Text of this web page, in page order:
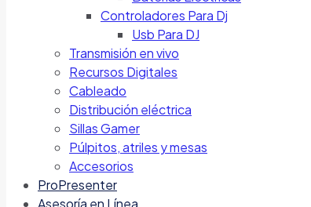
Controladores Para Dj
Usb Para DJ
Transmisión en vivo
Recursos Digitales
Cableado
Distribución eléctrica
Sillas Gamer
Púlpitos, atriles y mesas
Accesorios
ProPresenter
Asesoría en Línea